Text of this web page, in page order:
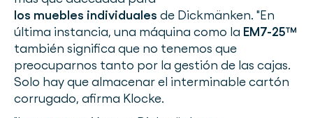
los muebles individuales de Dickmänken. "En
última instancia, una máquina como la EM7-25™
también significa que no tenemos que
preocuparnos tanto por la gestión de las cajas.
Solo hay que almacenar el interminable cartón
corrugado, afirma Klocke.